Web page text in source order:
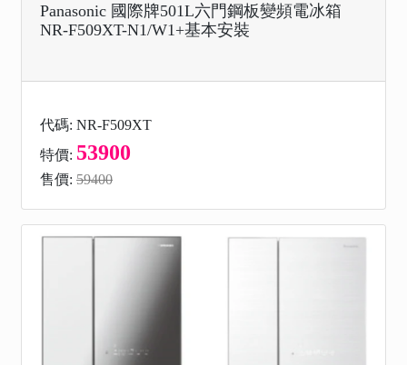
Panasonic 國際牌501L六門鋼板變頻電冰箱
NR-F509XT-N1/W1+基本安裝
代碼: NR-F509XT
特價: 53900
售價: 59400